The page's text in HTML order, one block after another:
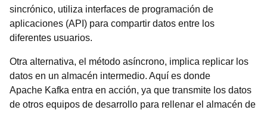
sincrónico, utiliza interfaces de programación de
aplicaciones (API) para compartir datos entre los
diferentes usuarios.
Otra alternativa, el método asíncrono, implica replicar los
datos en un almacén intermedio. Aquí es donde
Apache Kafka entra en acción, ya que transmite los datos
de otros equipos de desarrollo para rellenar el almacén de